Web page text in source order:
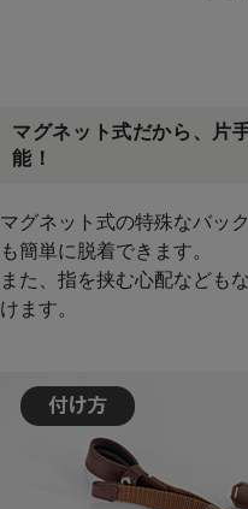
マグネット式だから、片
能！
マグネット式の特殊なバッ
も簡単に脱着できます。
また、指を挟む心配なども
けます。